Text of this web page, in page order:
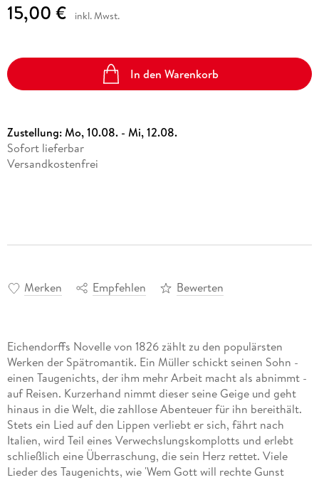
15,00 € inkl. Mwst.
In den Warenkorb
Zustellung:Mo, 10.08. - Mi, 12.08.
Sofort lieferbar
Versandkostenfrei
Merken Empfehlen Bewerten
Eichendorffs Novelle von 1826 zählt zu den populärsten
Werken der Spätromantik. Ein Müller schickt seinen Sohn -
einen Taugenichts, der ihm mehr Arbeit macht als abnimmt -
auf Reisen. Kurzerhand nimmt dieser seine Geige und geht
hinaus in die Welt, die zahllose Abenteuer für ihn bereithält.
Stets ein Lied auf den Lippen verliebt er sich, fährt nach
Italien, wird Teil eines Verwechslungskomplotts und erlebt
schließlich eine Überraschung, die sein Herz rettet. Viele
Lieder des Taugenichts, wie 'Wem Gott will rechte Gunst